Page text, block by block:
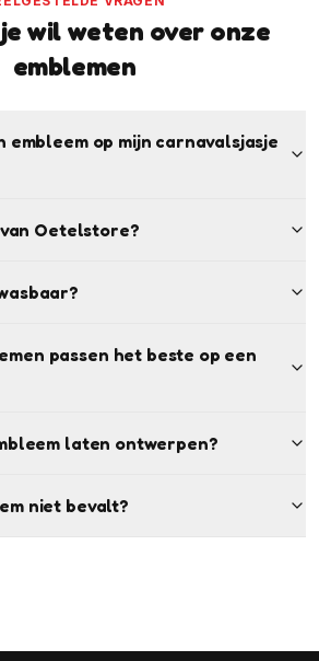
wil weten over onze
emblemen
embleem op mijn carnavalsjasje
Oetelstore?
passen het beste op een
laten ontwerpen?
niet bevalt?